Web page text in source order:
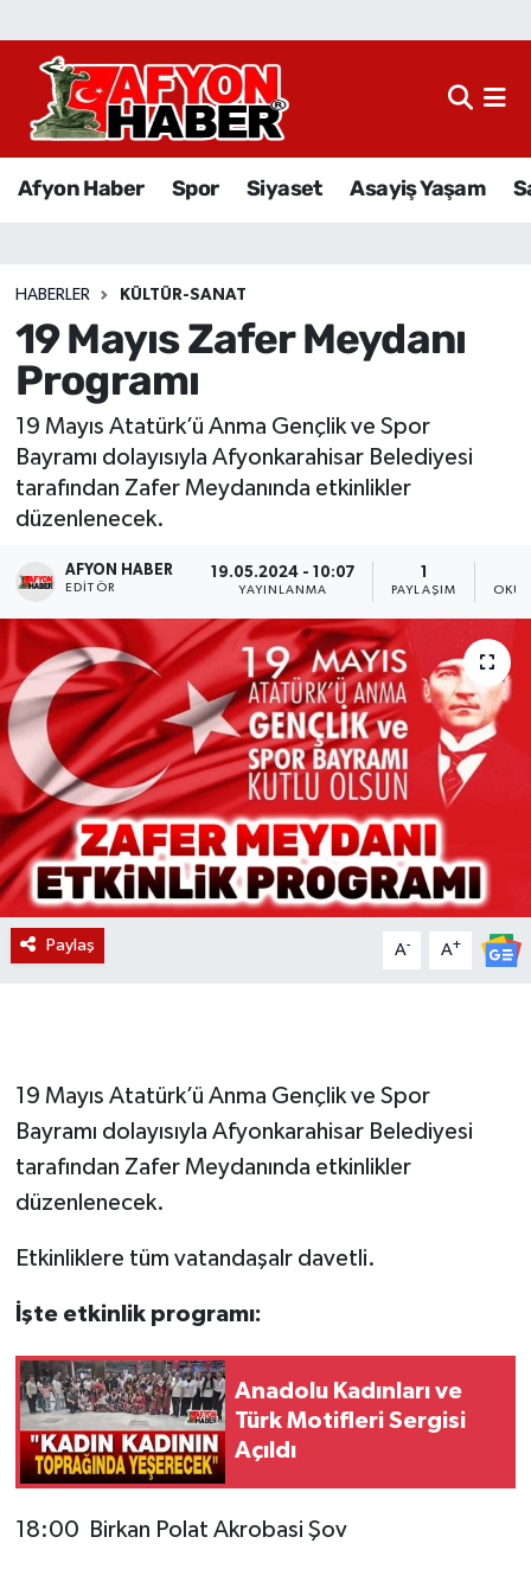
Afyon Haber Spor Siyaset Asayiş Yaşam
HABERLER KÜLTÜR-SANAT
19 Mayıs Zafer Meydanı
Programı
19 Mayıs Atatürk’ü Anma Gençlik ve Spor
Bayramı dolayısıyla Afyonkarahisar Belediyesi
tarafından Zafer Meydanında etkinlikler
düzenlenecek.
AFYON HABER
EDITÖR
19.05.2024 - 10:07
YAYINLANMA PAYLAŞIM
Paylaş A- A+
19 Mayıs Atatürk’ü Anma Gençlik ve Spor
Bayramı dolayısıyla Afyonkarahisar Belediyesi
tarafından Zafer Meydanında etkinlikler
düzenlenecek.
Etkinliklere tüm vatandaşalr davetli.
İşte etkinlik programı:
Anadolu Kadınları ve
Türk Motifleri Sergisi
Açıldı
18:00 Birkan Polat Akrobasi Şov
Afyon Haber
Sağlık
Eğitim
Sivil Toplum
Ekonomi
Magazin
Etkinlikler